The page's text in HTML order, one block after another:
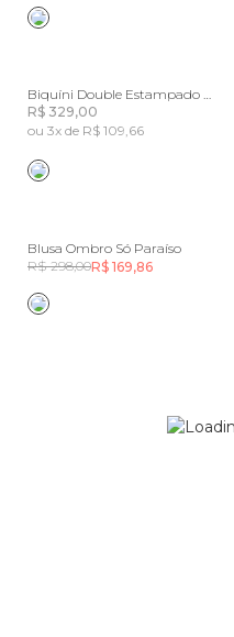
Biquíni Double Estampado Recanto Dos Coqueiros
R$ 329,00
ou 3x de R$ 109,66
Blusa Ombro Só Paraíso
R$ 298,00R$ 169,86